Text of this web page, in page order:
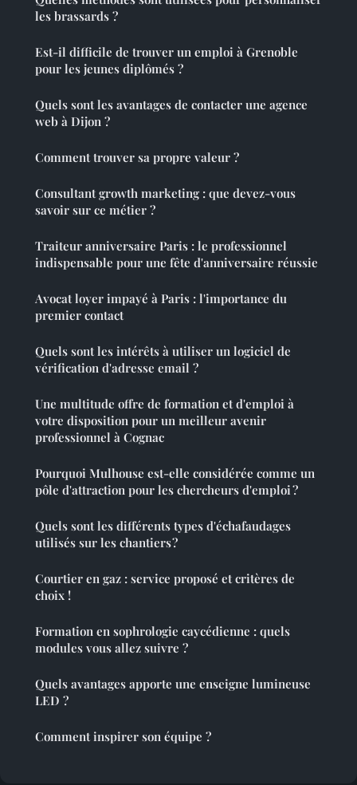
les brassards ?
Est-il difficile de trouver un emploi à Grenoble
pour les jeunes diplômés ?
Quels sont les avantages de contacter une agence
web à Dijon ?
Comment trouver sa propre valeur ?
Consultant growth marketing : que devez-vous
savoir sur ce métier ?
Traiteur anniversaire Paris : le professionnel
indispensable pour une fête d'anniversaire réussie
Avocat loyer impayé à Paris : l'importance du
premier contact
Quels sont les intérêts à utiliser un logiciel de
vérification d'adresse email ?
Une multitude offre de formation et d'emploi à
votre disposition pour un meilleur avenir
professionnel à Cognac
Pourquoi Mulhouse est-elle considérée comme un
pôle d'attraction pour les chercheurs d'emploi ?
Quels sont les différents types d'échafaudages
utilisés sur les chantiers ?
Courtier en gaz : service proposé et critères de
choix !
Formation en sophrologie caycédienne : quels
modules vous allez suivre ?
Quels avantages apporte une enseigne lumineuse
LED ?
Comment inspirer son équipe ?